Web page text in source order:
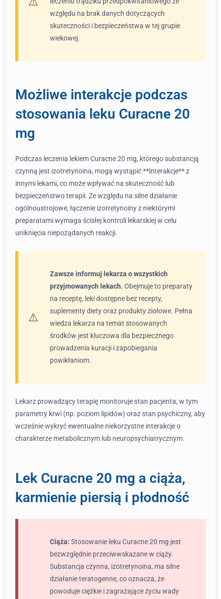
względu na brak danych dotyczących
skuteczności i bezpieczeństwa w tej grupie
wiekowej.
Możliwe interakcje podczas
stosowania leku Curacne 20
mg
Podczas leczenia lekiem Curacne 20 mg, którego substancją
czynną jest izotretynoina, mogą wystąpić **interakcje** z
innymi lekami, co może wpływać na skuteczność lub
bezpieczeństwo terapii. Ze względu na silne działanie
ogólnoustrojowe, łączenie izotretynoiny z niektórymi
preparatami wymaga ścisłej kontroli lekarskiej w celu
uniknięcia niepożądanych reakcji.
Zawsze informuj lekarza o wszystkich
przyjmowanych lekach. Obejmuje to preparaty
na receptę, leki dostępne bez recepty,
suplementy diety oraz produkty ziołowe. Pełna
wiedza lekarza na temat stosowanych
środków jest kluczowa dla bezpiecznego
prowadzenia kuracji i zapobiegania
powikłaniom.
Lekarz prowadzący terapię monitoruje stan pacjenta, w tym
parametry krwi (np. poziom lipidów) oraz stan psychiczny, aby
wcześnie wykryć ewentualne niekorzystne interakcje o
charakterze metabolicznym lub neuropsychiatrycznym.
Lek Curacne 20 mg a ciąża,
karmienie piersią i płodność
Ciąża: Stosowanie leku Curacne 20 mg jest
bezwzględnie przeciwwskazane w ciąży.
Substancja czynna, izotretynoina, ma silne
działanie teratogenne, co oznacza, że
powoduje ciężkie i zagrażające życiu wady